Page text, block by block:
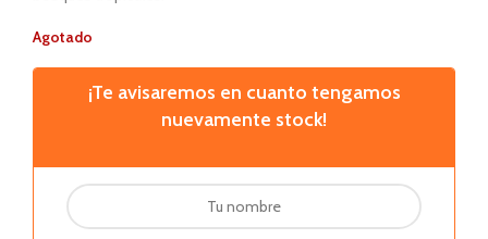
Agotado
¡Te avisaremos en cuanto tengamos
nuevamente stock!